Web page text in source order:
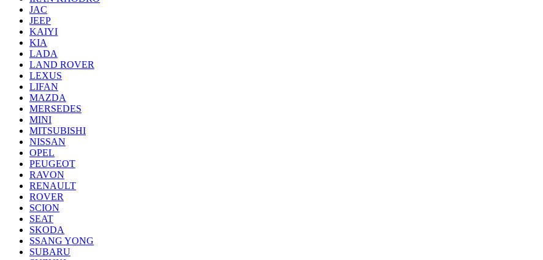
JAC
JEEP
KAIYI
KIA
LADA
LAND ROVER
LEXUS
LIFAN
MAZDA
MERSEDES
MINI
MITSUBISHI
NISSAN
OPEL
PEUGEOT
RAVON
RENAULT
ROVER
SCION
SEAT
SKODA
SSANG YONG
SUBARU